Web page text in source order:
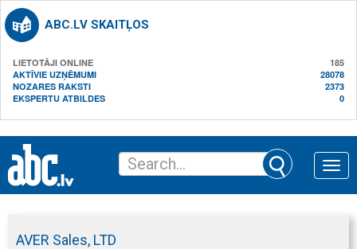
ABC.LV SKAITĻOS
LIETOTĀJI ONLINE
185
AKTĪVIE UZŅĒMUMI
28078
NOZARES RAKSTI
2373
EKSPERTU ATBILDES
0
Toggle
AVER Sales, LTD